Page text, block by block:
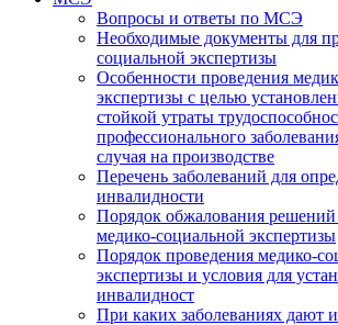
Вопросы и ответы по МСЭ
Необходимые документы для
социальной экспертизы
Особенности проведения
экспертизы с целью
стойкой утраты
профессионального
случая на производстве
Перечень заболеваний для
инвалидности
Порядок обжалования
медико-социальной экспертизы
Порядок проведения медико-
экспертизы и условия для
инвалидност
При каких заболеваниях дают